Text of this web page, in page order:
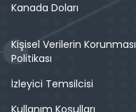
Kanada Doları
Kişisel Verilerin Korunması
Politikası
İzleyici Temsilcisi